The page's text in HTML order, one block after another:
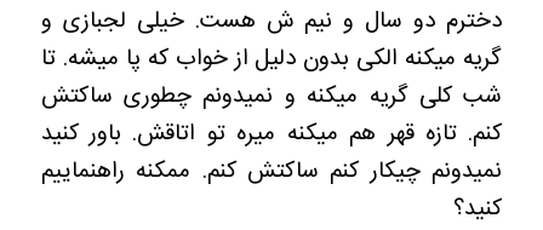
دخترم دو سال و نیم ش هست. خیلی لجبازی و
گریه میکنه الکی بدون دلیل از خواب که پا میشه. تا
شب کلی گریه میکنه و نمیدونم چطوری ساکتش
کنم. تازه قهر هم میکنه میره تو اتاقش. باور کنید
نمیدونم چیکار کنم ساکتش کنم. ممکنه راهنماییم
کنید؟